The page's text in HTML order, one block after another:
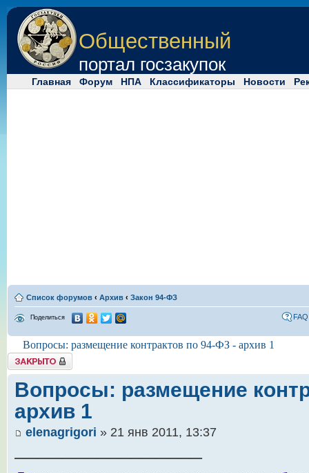
Общественный
портал госзакупок
Главная Форум НПА Классификаторы Новости
Список форумов ‹ Архив ‹ Закон 94-ФЗ
Поделиться FAQ
Вопросы: размещение контрактов по 94-ФЗ - архив 1
Tема закрыта
Вопросы: размещение
архив 1
elenagrigori » 21 янв 2011, 13:37
────────────────